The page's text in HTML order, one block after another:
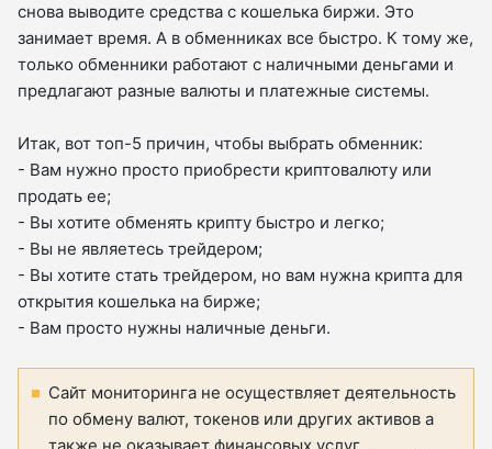
снова выводите средства с кошелька биржи. Это
занимает время. А в обменниках все быстро. К тому же,
только обменники работают с наличными деньгами и
предлагают разные валюты и платежные системы.
Итак, вот топ-5 причин, чтобы выбрать обменник:
- Вам нужно просто приобрести криптовалюту или
продать ее;
- Вы хотите обменять крипту быстро и легко;
- Вы не являетесь трейдером;
- Вы хотите стать трейдером, но вам нужна крипта для
открытия кошелька на бирже;
- Вам просто нужны наличные деньги.
Сайт мониторинга не осуществляет деятельность
по обмену валют, токенов или других активов а